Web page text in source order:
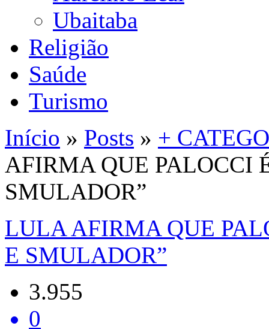
Ubaitaba
Religião
Saúde
Turismo
Início » Posts » +
AFIRMA QUE PALOCCI
SMULADOR”
LULA AFIRMA QUE
E SMULADOR”
3.955
0